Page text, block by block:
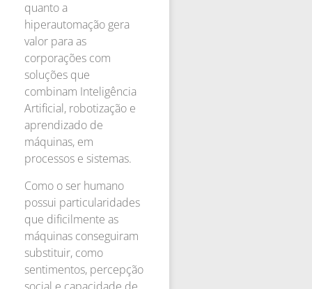
quanto a
hiperautomação gera
valor para as
corporações com
soluções que
combinam Inteligência
Artificial, robotização e
aprendizado de
máquinas, em
processos e sistemas.
Como o ser humano
possui particularidades
que dificilmente as
máquinas conseguiram
substituir, como
sentimentos, percepção